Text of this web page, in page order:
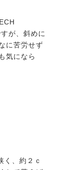
が、斜めに
に苦労せず
気になら
く、約２ｃ